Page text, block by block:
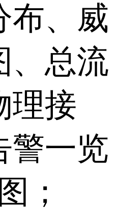
布、威
、总流
理接
警一览
；